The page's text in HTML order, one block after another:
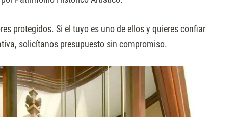
protegidos. Si el tuyo es uno de ellos y quieres confiar
solicítanos presupuesto sin compromiso.